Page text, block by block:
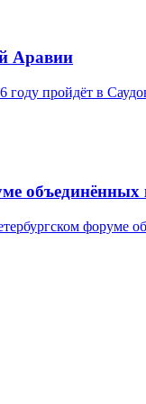
Аравии
пройдёт в
объединённых
форуме